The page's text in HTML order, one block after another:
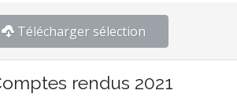
Télécharger sélection
rendus 2021